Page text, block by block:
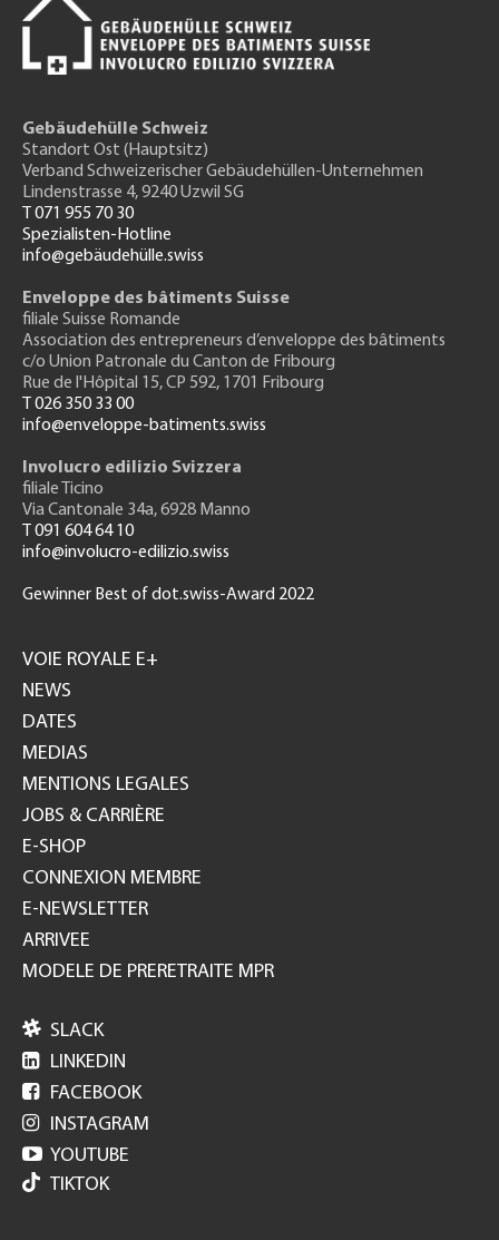
Gebäudehülle Schweiz
Standort Ost (Hauptsitz)
Verband Schweizerischer Gebäudehüllen-Unternehmen
Lindenstrasse 4, 9240 Uzwil SG
T 071 955 70 30
Spezialisten-Hotline
info@gebäudehülle.swiss
Enveloppe des bâtiments Suisse
filiale Suisse Romande
Association des entrepreneurs d’enveloppe des bâtiments
c/o Union Patronale du Canton de Fribourg
Rue de l'Hôpital 15, CP 592, 1701 Fribourg
T 026 350 33 00
info@enveloppe-batiments.swiss
Involucro edilizio Svizzera
filiale Ticino
Via Cantonale 34a, 6928 Manno
T 091 604 64 10
info@involucro-edilizio.swiss
Gewinner Best of dot.swiss-Award 2022
GH
VOIE ROYALE E+
NEWS
DATES
MEDIAS
MENTIONS LEGALES
JOBS & CARRIÈRE
E-SHOP
CONNEXION MEMBRE
E-NEWSLETTER
ARRIVEE
MODELE DE PRERETRAITE MPR
 SLACK
 LINKEDIN
 FACEBOOK
 INSTAGRAM
 YOUTUBE
TIKTOK